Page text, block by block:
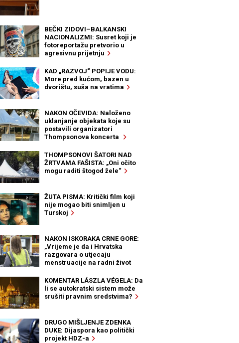
BEČKI ZIDOVI–BALKANSKI
NACIONALIZMI: Susret koji je
fotoreportažu pretvorio u
agresivnu prijetnju
KAD „RAZVOJ“ POPIJE VODU:
More pred kućom, bazen u
dvorištu, suša na vratima
NAKON OČEVIDA: Naloženo
uklanjanje objekata koje su
postavili organizatori
Thompsonova koncerta
THOMPSONOVI ŠATORI NAD
ŽRTVAMA FAŠISTA: „Oni očito
mogu raditi štogod žele“
ŽUTA PISMA: Kritički film koji
nije mogao biti snimljen u
Turskoj
NAKON ISKORAKA CRNE GORE:
„Vrijeme je da i Hrvatska
razgovara o utjecaju
menstruacije na radni život
KOMENTAR LÁSZLA VÉGELA: Da
li se autokratski sistem može
srušiti pravnim sredstvima?
DRUGO MIŠLJENJE ZDENKA
DUKE: Dijaspora kao politički
projekt HDZ-a